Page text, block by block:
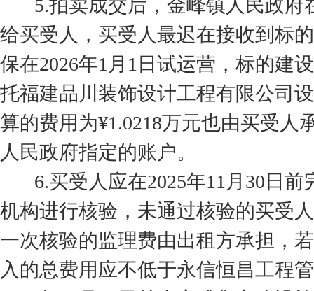
5.拍卖成交后，金峰镇人民政府
给买受人，买受人最迟在接收到标
保在2026年1月1日试运营，标的建
托福建品川装饰设计工程有限公司
算的费用为¥1.0218万元也由买受人
人民政府指定的账户。
6.买受人应在2025年11月30日前
机构进行核验，未通过核验的买受
一次核验的监理费由出租方承担，
入的总费用应不低于永信恒昌工程